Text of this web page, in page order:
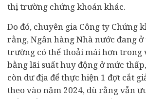
thị trường chứng khoán khác.
Do đó, chuyên gia Công ty Chứng
rằng,Ngân hàngNhà nước đang
trường có thể thoải mái hơn trong
bằng lãi suất huy động ở mức
còn dư địa để thực hiện 1 đợt cắt
theo vào năm 2024, dù rằng vẫn